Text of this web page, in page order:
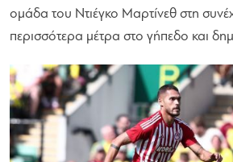
ομάδα του Ντιέγκο Μαρτίνεθ στη
περισσότερα μέτρα στο γήπεδο και